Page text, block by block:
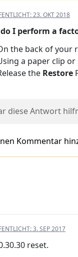
23. OKT 2018
I perform a
the back of your
a paper clip
the Restore
diese Antwort
Kommentar
3. SEP 2017
reset.